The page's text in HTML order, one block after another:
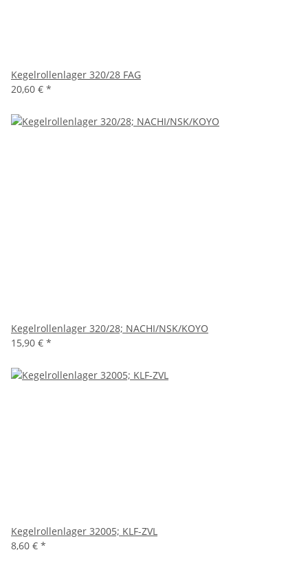
Kegelrollenlager 320/28 FAG
20,60 € *
Kegelrollenlager 320/28; NACHI/NSK/KOYO
15,90 € *
Kegelrollenlager 32005; KLF-ZVL
8,60 € *